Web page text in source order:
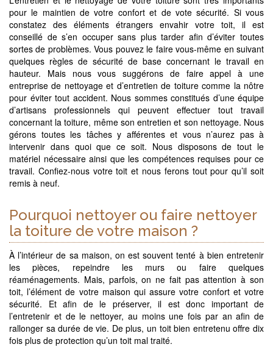
pour le maintien de votre confort et de vote sécurité. Si vous
constatez des éléments étrangers envahir votre toit, il est
conseillé de s’en occuper sans plus tarder afin d’éviter toutes
sortes de problèmes. Vous pouvez le faire vous-même en suivant
quelques règles de sécurité de base concernant le travail en
hauteur. Mais nous vous suggérons de faire appel à une
entreprise de nettoyage et d’entretien de toiture comme la nôtre
pour éviter tout accident. Nous sommes constitués d’une équipe
d’artisans professionnels qui peuvent effectuer tout travail
concernant la toiture, même son entretien et son nettoyage. Nous
gérons toutes les tâches y afférentes et vous n’aurez pas à
intervenir dans quoi que ce soit. Nous disposons de tout le
matériel nécessaire ainsi que les compétences requises pour ce
travail. Confiez-nous votre toit et nous ferons tout pour qu’il soit
remis à neuf.
Pourquoi nettoyer ou faire nettoyer
la toiture de votre maison ?
À l’intérieur de sa maison, on est souvent tenté à bien entretenir
les pièces, repeindre les murs ou faire quelques
réaménagements. Mais, parfois, on ne fait pas attention à son
toit, l’élément de votre maison qui assure votre confort et votre
sécurité. Et afin de le préserver, il est donc important de
l’entretenir et de le nettoyer, au moins une fois par an afin de
rallonger sa durée de vie. De plus, un toit bien entretenu offre dix
fois plus de protection qu’un toit mal traité.